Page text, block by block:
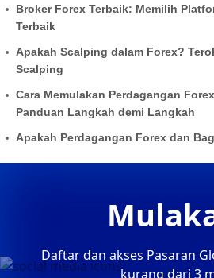
Broker Forex Terbaik: Memilih
Terbaik
Apakah Scalping dalam Forex?
Scalping
Cara Memulakan Perdagangan
Panduan Langkah demi Langkah
Apakah Perdagangan Forex dan
Daftar dan akses Pasaran
kurang dari 3